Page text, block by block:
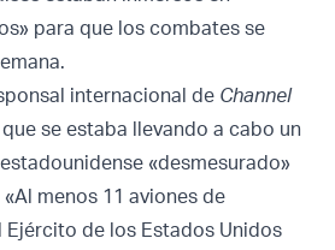
para que los combates se
internacional de Channel
que se estaba llevando a cabo un
«desmesurado»
menos 11 aviones de
de los Estados Unidos